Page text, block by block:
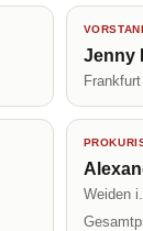
Jenny
Weiden